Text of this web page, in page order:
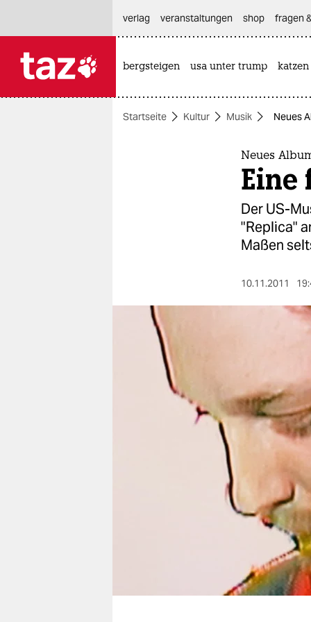
themen
berlin
wahrheit
genossenschaft
verlag
veranstaltungen shop fragen
bergsteigen usa unter trump katzen
Startseite Kultur Musik Neues
Neues
Eine
Der US-
"Replica"
Maßen
10.11.2011